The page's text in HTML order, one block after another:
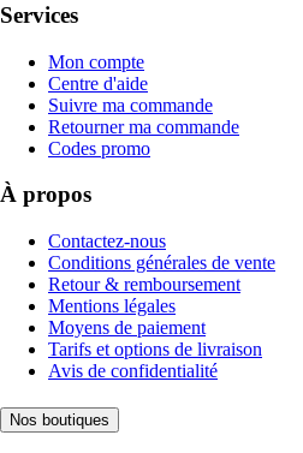
Services
Mon compte
Centre d'aide
Suivre ma commande
Retourner ma commande
Codes promo
À propos
Contactez-nous
Conditions générales de vente
Retour & remboursement
Mentions légales
Moyens de paiement
Tarifs et options de livraison
Avis de confidentialité
Nos boutiques